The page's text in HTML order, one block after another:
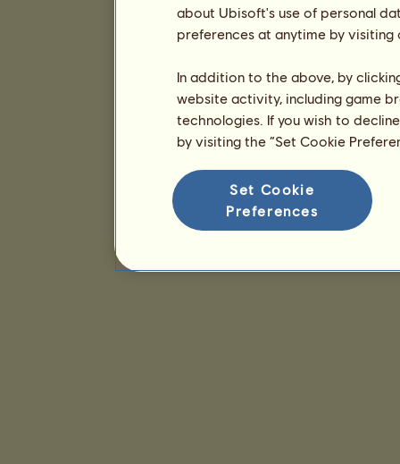
about Ubisoft's use of personal
preferences at anytime by
In addition to the above, by
website activity, including game
technologies. If you wish to
by visiting the “Set Cookie
Set Cookie
Preferences